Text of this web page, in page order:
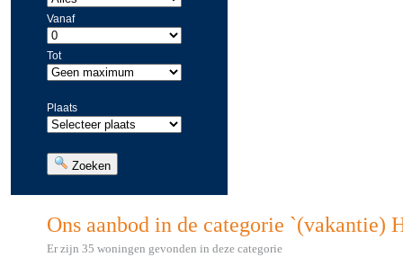
Vanaf
Tot
Plaats
Zoeken
Ons aanbod in de categorie `(vakantie)
Er zijn 35 woningen gevonden in deze categorie